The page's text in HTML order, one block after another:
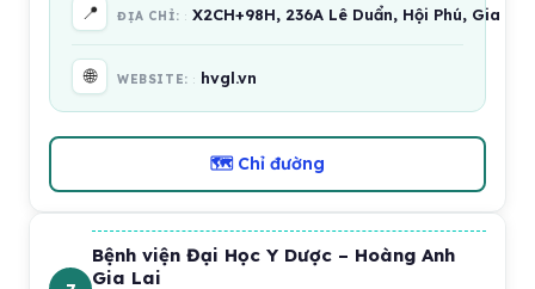
📍 ĐỊA CHỈ: X2CH+98H, 236A Lê Duẩn, Hội Phú, Gia
🌐 WEBSITE: hvgl.vn
🗺 Chỉ đường
Bệnh viện Đại Học Y Dược – Hoàng Anh
Gia Lai